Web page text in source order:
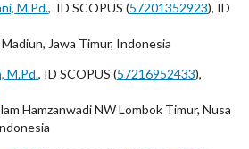
M.Pd., ID SCOPUS (57201352923), ID
Jawa Timur, Indonesia
M.Pd., ID SCOPUS (57216952433),
Hamzanwadi NW Lombok Timur, Nusa